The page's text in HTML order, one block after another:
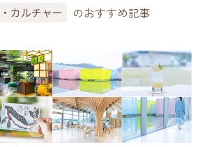
カルチャー のおすすめ記事